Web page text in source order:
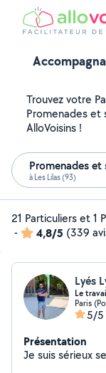
Trouvez votre
Promenades et
AlloVoisins !
Promenades
à Les Lilas (93)
21 Particuliers et 1
-
4,8/5 (339
Lyés
Le
Paris
5/5
Présentation